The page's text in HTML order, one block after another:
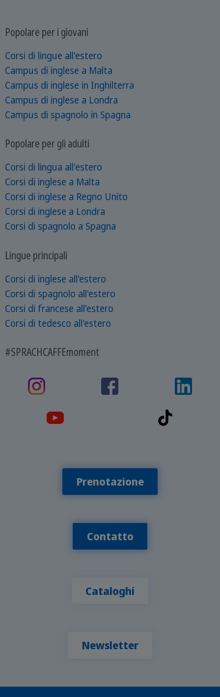
Popolare per i giovani
Corsi di lingue all'estero
Campus di inglese a Malta
Campus di inglese in Inghilterra
Campus di inglese a Londra
Campus di spagnolo in Spagna
Popolare per gli adulti
Corsi di lingua all'estero
Corsi di inglese a Malta
Corsi di inglese a Regno Unito
Corsi di inglese a Londra
Corsi di spagnolo a Spagna
Lingue principali
Corsi di inglese all'estero
Corsi di spagnolo all'estero
Corsi di francese all'estero
Corsi di tedesco all'estero
#SPRACHCAFFEmoment
Prenotazione
Contatto
Cataloghi
Newsletter